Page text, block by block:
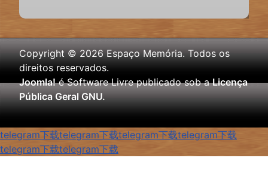
Copyright © 2026 Espaço Memória. Todos os
direitos reservados.
Joomla!é Software Livre publicado sob aLicença
Pública Geral GNU.
telegram下载telegram下载telegram下载telegram下载
telegram下载telegram下载